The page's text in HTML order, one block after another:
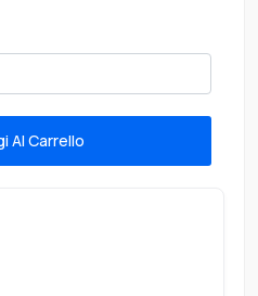
Aggiungi Al Carrello